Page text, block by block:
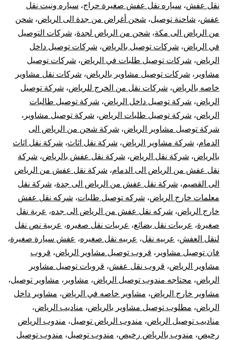
نقل عفش، سياره نقل عفش صغيرة حراج، سياره ونيت نقل
عفش، شاحنة توصيل، شحن أغراض من جدة الى الرياض، شحن
من الرياض الى مكة، شحن من الرياض لجدة، شركات التوصيل
في الرياض، شركات توصيل بالرياض، شركات توصيل داخل
الرياض، شركات توصيل طلبات في الرياض، شركات توصيل
مشاوير ، شركات توصيل مشاوير بالرياض، شركات نقل مشاوير
خاصه بالرياض، شركات نقل من الخرج للرياض، شركة توصيل
الرياض، شركة توصيل داخل الرياض، شركة توصيل طالبات
الرياض، شركة توصيل طلبات الرياض، شركة توصيل مشاوير ،
شركة توصيل مشاوير الرياض، شركة شحن من الرياض الى
الدمام، شركة مشاوير الرياض، شركة نقل اثاث، شركة نقل اثاث
بالرياض، شركة نقل الرياض، شركة نقل عفش بالرياض، شركة
نقل عفش من الرياض الى الدمام، شركة نقل عفش من الرياض
الى القصيم، شركة نقل عفش من الرياض الى جدة، شركة نقل
معلمات خارج الرياض، شركه توصيل طلبات، شركه نقل عفش
خارج الرياض، شركه نقل عفش من الرياض الى جده، عربة نقل
صغيرة، عربيات نقل بضائع، عربيات نقل صغيره، عربية نص نقل
لنقل العفش، عربيه نقل، عربيه نقل صغيره، عفش سيارة صغيرة،
فان توصيل مشاوير ، قروب توصيل مشاوير الرياض، قروب
مشاوير الرياض، قروب نقل عفش، قروبات توصيل مشاوير
الرياض، محتاجه مندوب توصيل الرياض، مشاوير ، مشاوير توصيل،
مشاوير خارج الرياض، مشاوير خاصه في الرياض، مشاوير داخل
الرياض، مطلوب توصيل مشاوير بالرياض، مناديب الرياض،
مناديب توصيل الرياض، مندوب الرياض توصيل، مندوب الرياض
رخيص، مندوب بالرياض رخيص، مندوب توصيل، مندوب توصيل